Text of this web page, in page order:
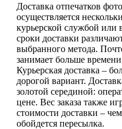
Доставка отпечатков
осуществляется
курьерской службой
сроки доставки
выбранного метода.
занимает больше
Курьерская доставка –
дорогой вариант.
золотой серединой:
цене. Вес заказа также
стоимости доставки –
обойдется пересылка.